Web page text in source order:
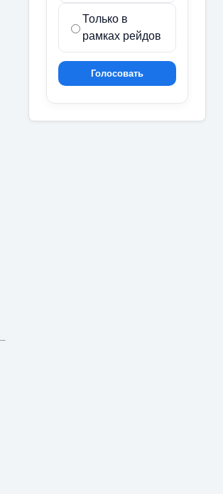
Только в
рамках рейдов
Голосовать